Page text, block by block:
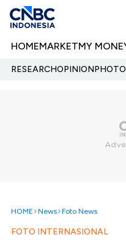
HOMEMARKETMY
RESEARCHOPINIONPHOTO
HOME News Foto News
FOTO INTERNASIONAL